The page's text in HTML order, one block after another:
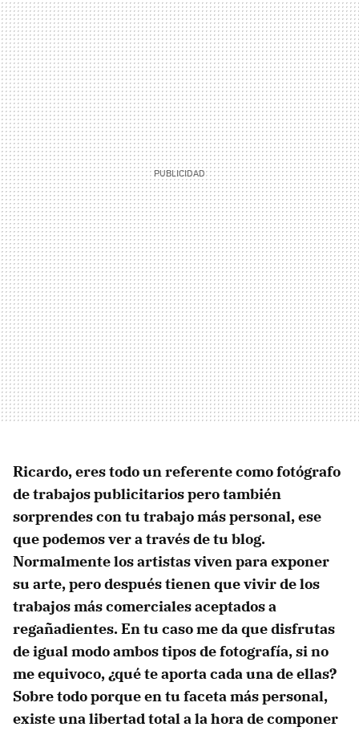
Ricardo, eres todo un referente como fotógrafo
de trabajos publicitarios pero también
sorprendes con tu trabajo más personal, ese
que podemos ver a través de tu blog.
Normalmente los artistas viven para exponer
su arte, pero después tienen que vivir de los
trabajos más comerciales aceptados a
regañadientes. En tu caso me da que disfrutas
de igual modo ambos tipos de fotografía, si no
me equivoco, ¿qué te aporta cada una de ellas?
Sobre todo porque en tu faceta más personal,
existe una libertad total a la hora de componer